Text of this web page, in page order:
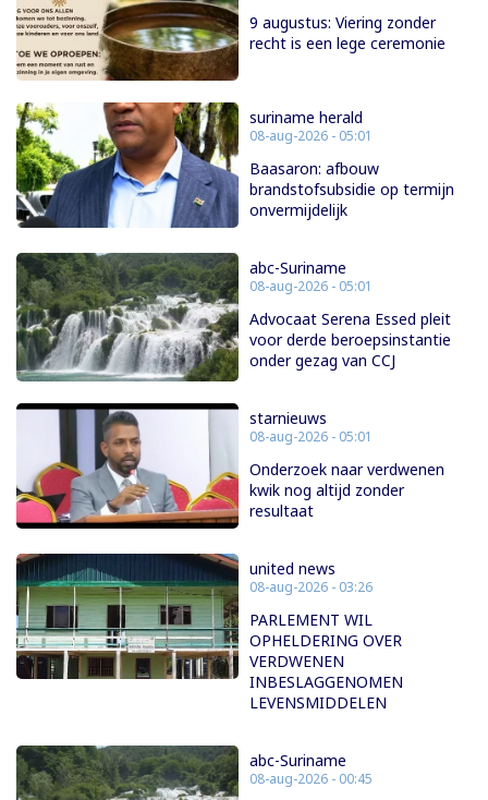
9 augustus: Viering zonder
recht is een lege ceremonie
suriname herald
08-aug-2026 - 05:01
Baasaron: afbouw
brandstofsubsidie op termijn
onvermijdelijk
abc-Suriname
08-aug-2026 - 05:01
Advocaat Serena Essed pleit
voor derde beroepsinstantie
onder gezag van CCJ
starnieuws
08-aug-2026 - 05:01
Onderzoek naar verdwenen
kwik nog altijd zonder
resultaat
united news
08-aug-2026 - 03:26
PARLEMENT WIL
OPHELDERING OVER
VERDWENEN
INBESLAGGENOMEN
LEVENSMIDDELEN
abc-Suriname
08-aug-2026 - 00:45